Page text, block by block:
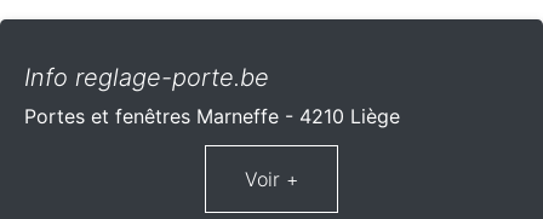
Info reglage-porte.be
Portes et fenêtres Marneffe - 4210 Liège